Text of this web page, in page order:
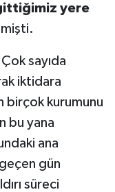
yere
sayıda
iktidara
birçok kurumunu
bu yana
ana
gün
süreci